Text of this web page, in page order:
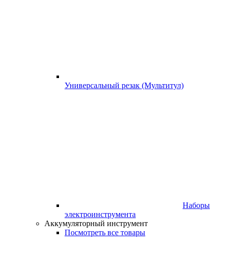
Универсальный резак (Мультитул)
Наборы
электроинструмента
Аккумуляторный инструмент
Посмотреть все товары